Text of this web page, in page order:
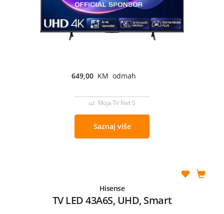
649,00 KM odmah
uz Moja TV Net S
Saznaj više
Hisense
TV LED 43A6S, UHD, Smart